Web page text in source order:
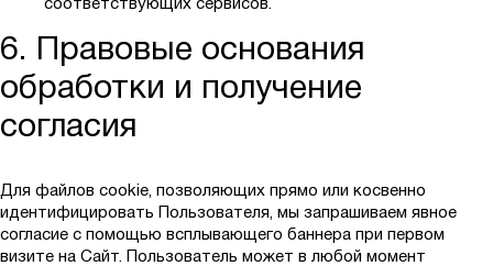
соответствующих сервисов.
6. Правовые основания
обработки и получение
согласия
Для файлов cookie, позволяющих прямо или косвенно
идентифицировать Пользователя, мы запрашиваем явное
согласие с помощью всплывающего баннера при первом
визите на Сайт. Пользователь может в любой момент